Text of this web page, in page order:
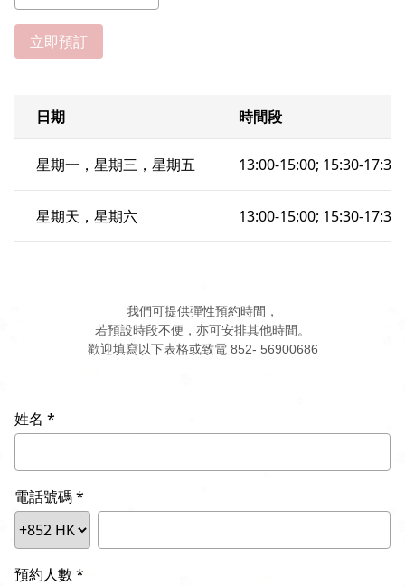
立即預訂
日期 時間段
星期一，星期三，星期五 13:00-15:00; 15:30-
星期天，星期六 13:00-15:00; 15:30-
我們可提供彈性預約時間，
若預設時段不便，亦可安排其他時間。
歡迎填寫以下表格或致電 852- 56900686
姓名
電話號碼
預約人數